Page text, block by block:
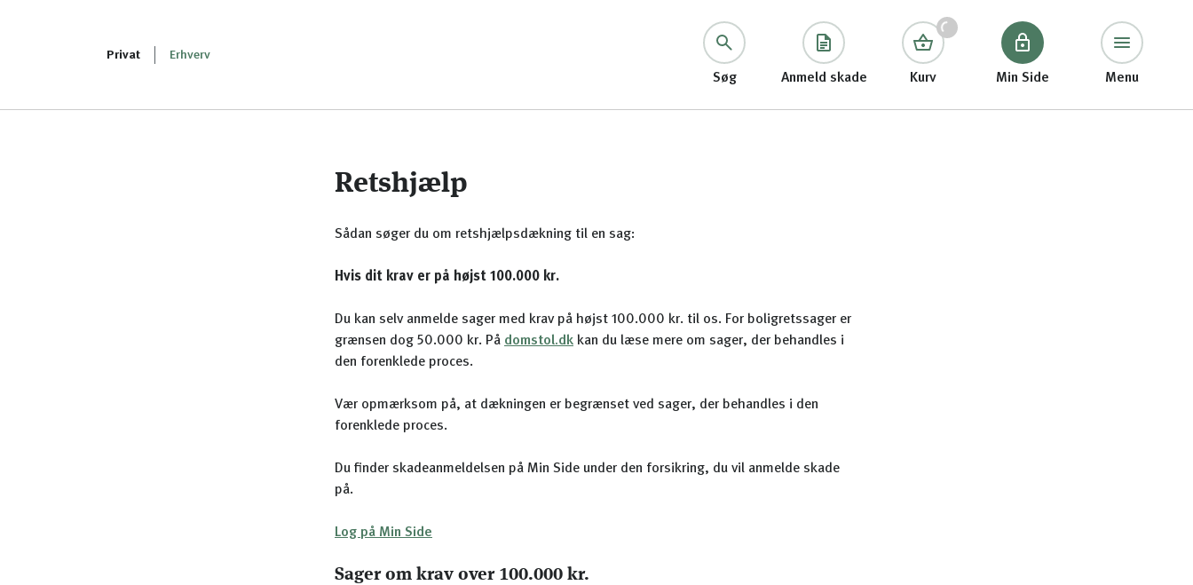
Privat Erhverv
Søg Anmeld skade Kurv Min Side Menu
Retshjælp
Sådan søger du om retshjælpsdækning til en sag:
Hvis dit krav er på højst 100.000 kr.
Du kan selv anmelde sager med krav på højst 100.000 kr. til os. For boligretssager er
grænsen dog 50.000 kr. På domstol.dk kan du læse mere om sager, der behandles i
den forenklede proces.
Vær opmærksom på, at dækningen er begrænset ved sager, der behandles i den
forenklede proces.
Du finder skadeanmeldelsen på Min Side under den forsikring, du vil anmelde skade
på.
Log på Min Side
Sager om krav over 100.000 kr.